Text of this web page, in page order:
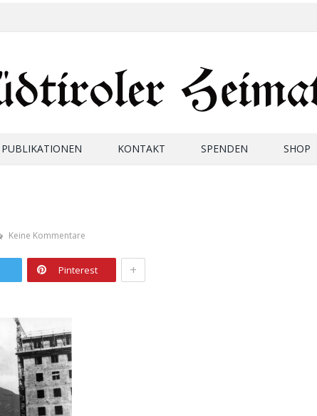
PUBLIKATIONEN KONTAKT SPENDEN SHOP
Keine Kommentare
Pinterest +